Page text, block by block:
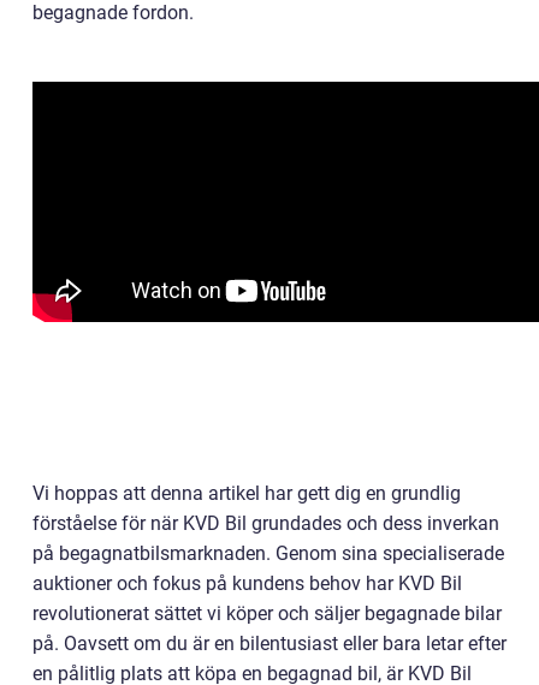
begagnade fordon.
Vi hoppas att denna artikel har gett dig en grundlig
förståelse för när KVD Bil grundades och dess inverkan
på begagnatbilsmarknaden. Genom sina specialiserade
auktioner och fokus på kundens behov har KVD Bil
revolutionerat sättet vi köper och säljer begagnade bilar
på. Oavsett om du är en bilentusiast eller bara letar efter
en pålitlig plats att köpa en begagnad bil, är KVD Bil